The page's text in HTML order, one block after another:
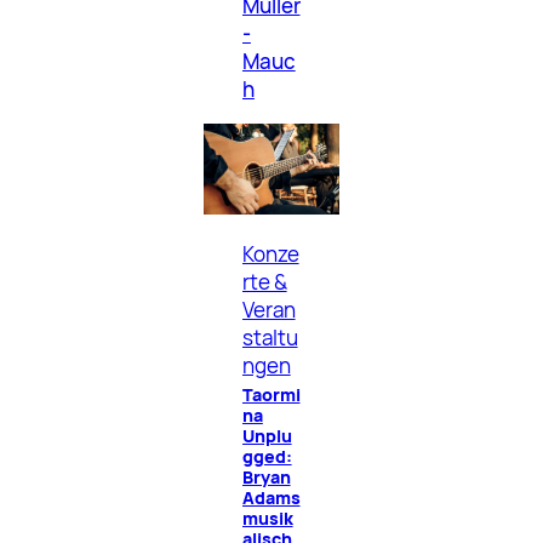
Müller
-
Mauc
h
Konze
rte &
Veran
staltu
ngen
Taormi
na
Unplu
gged:
Bryan
Adams
musik